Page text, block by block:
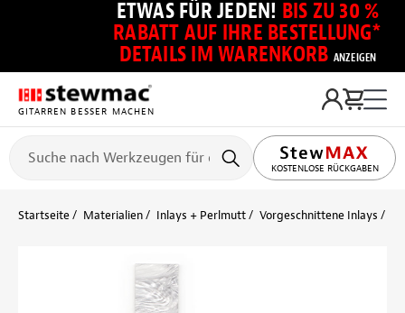
ETWAS FÜR JEDEN! BIS ZU 30 %
RABATT AUF IHRE BESTELLUNG*
DETAILS IM WARENKORB ANZEIGEN
GITARREN BESSER MACHEN
KOSTENLOSE RÜCKGABEN
Startseite Materialien Inlays + Perlmutt Vorgeschnittene Inlays